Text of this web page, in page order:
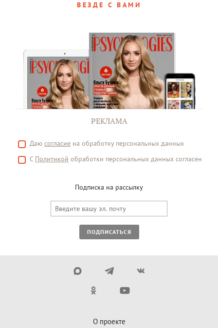
ВЕЗДЕ С ВАМИ
РЕКЛАМА
Даю согласие на обработку персональных данных
С Политикой обработки персональных данных согласен
Подписка на рассылку
ПОДПИСАТЬСЯ
О проекте